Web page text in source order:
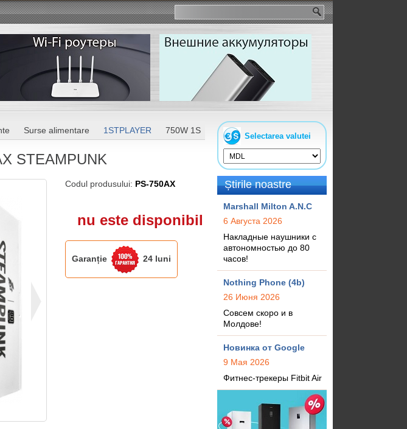
Surse alimentare 1STPLAYER 750W 1STPLAYER PS-750AX STEAMPUNK
STEAMPUNK
Codul produsului: PS-750AX
nu este disponibil
Garanție 24 luni
Selectarea valutei
Știrile noastre
Marshall Milton A.N.C
6 Августа 2026
Накладные наушники с
автономностью до 80
часов!
Nothing Phone (4b)
26 Июня 2026
Совсем скоро и в
Молдове!
Новинка от Google
9 Мая 2026
Фитнес-трекеры Fitbit Air